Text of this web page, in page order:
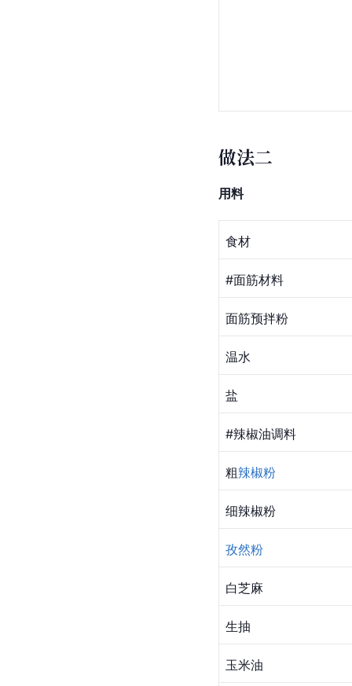
做法二
用料
食材
#面筋材料
面筋预拌粉
温水
盐
#辣椒油调料
粗辣椒粉
细辣椒粉
孜然粉
白芝麻
生抽
玉米油